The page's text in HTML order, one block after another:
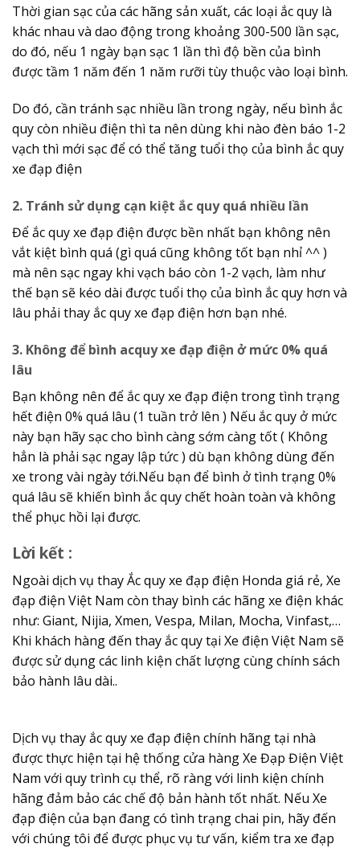
Thời gian sạc của các hãng sản xuất, các loại ắc quy là
khác nhau và dao động trong khoảng 300-500 lần sạc,
do đó, nếu 1 ngày bạn sạc 1 lần thì độ bền của bình
được tầm 1 năm đến 1 năm rưỡi tùy thuộc vào loại bình.
Do đó, cần tránh sạc nhiều lần trong ngày, nếu bình ắc
quy còn nhiều điện thì ta nên dùng khi nào đèn báo 1-2
vạch thì mới sạc để có thể tăng tuổi thọ của bình ắc quy
xe đạp điện
2. Tránh sử dụng cạn kiệt ắc quy quá nhiều lần
Để ắc quy xe đạp điện được bền nhất bạn không nên
vắt kiệt bình quá (gì quá cũng không tốt bạn nhỉ ^^ )
mà nên sạc ngay khi vạch báo còn 1-2 vạch, làm như
thế bạn sẽ kéo dài được tuổi thọ của bình ắc quy hơn và
lâu phải thay ắc quy xe đạp điện hơn bạn nhé.
3. Không để bình acquy xe đạp điện ở mức 0% quá
lâu
Bạn không nên để ắc quy xe đạp điện trong tình trạng
hết điện 0% quá lâu (1 tuần trở lên ) Nếu ắc quy ở mức
này bạn hãy sạc cho bình càng sớm càng tốt ( Không
hẳn là phải sạc ngay lập tức ) dù bạn không dùng đến
xe trong vài ngày tới.Nếu bạn để bình ở tình trạng 0%
quá lâu sẽ khiến bình ắc quy chết hoàn toàn và không
thể phục hồi lại được.
Lời kết :
Ngoài dịch vụ thay Ắc quy xe đạp điện Honda giá rẻ, Xe
đạp điện Việt Nam còn thay bình các hãng xe điện khác
như: Giant, Nijia, Xmen, Vespa, Milan, Mocha, Vinfast,…
Khi khách hàng đến thay ắc quy tại Xe điện Việt Nam sẽ
được sử dụng các linh kiện chất lượng cùng chính sách
bảo hành lâu dài..
Dịch vụ thay ắc quy xe đạp điện chính hãng tại nhà
được thực hiện tại hệ thống cửa hàng Xe Đạp Điện Việt
Nam với quy trình cụ thể, rõ ràng với linh kiện chính
hãng đảm bảo các chế độ bản hành tốt nhất. Nếu Xe
đạp điện của bạn đang có tình trạng chai pin, hãy đến
với chúng tôi để được phục vụ tư vấn, kiểm tra xe đạp